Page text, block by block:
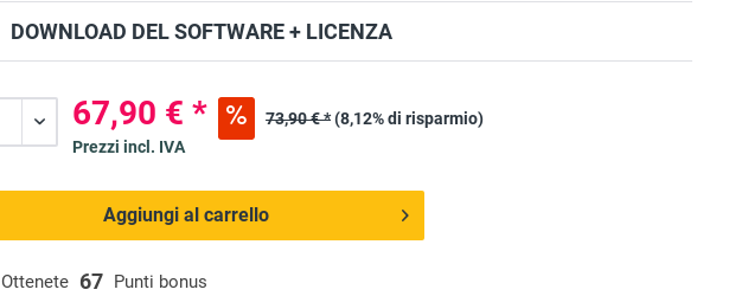
Ottenete 67 Punti bonus
DOWNLOAD DEL SOFTWARE + LICENZA
67,90 € * 73,90 € *(8,12% di risparmio)
Prezzi incl. IVA
Aggiungi al carrello